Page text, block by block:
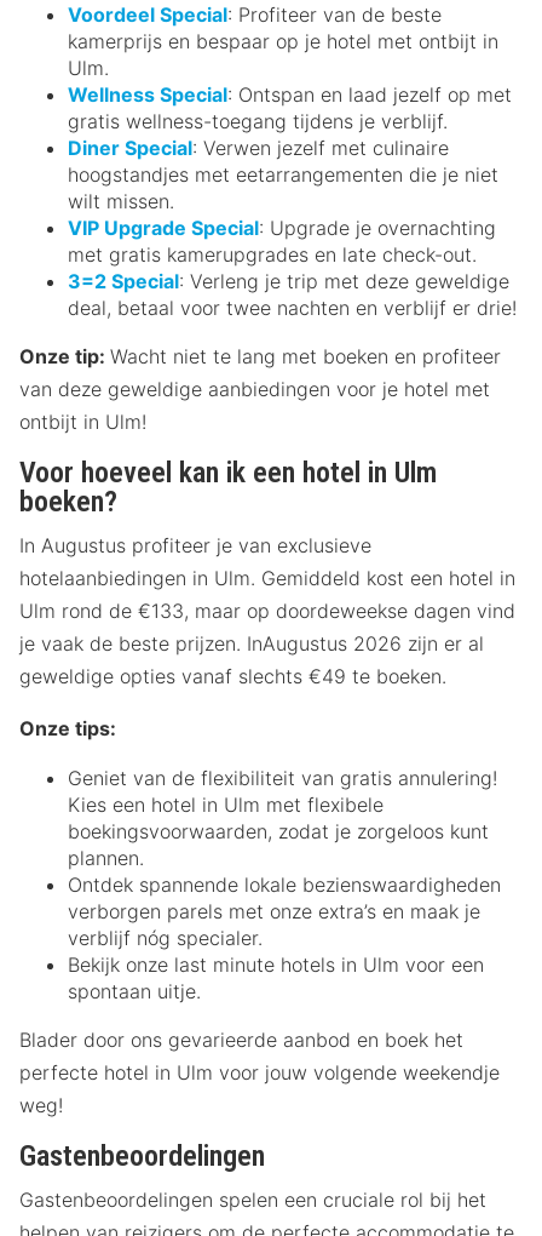
Voordeel Special: Profiteer van de beste
kamerprijs en bespaar op je hotel met ontbijt in
Ulm.
Wellness Special: Ontspan en laad jezelf op met
gratis wellness-toegang tijdens je verblijf.
Diner Special: Verwen jezelf met culinaire
hoogstandjes met eetarrangementen die je niet
wilt missen.
VIP Upgrade Special: Upgrade je overnachting
met gratis kamerupgrades en late check-out.
3=2 Special: Verleng je trip met deze geweldige
deal, betaal voor twee nachten en verblijf er drie!
Onze tip: Wacht niet te lang met boeken en profiteer
van deze geweldige aanbiedingen voor je hotel met
ontbijt in Ulm!
Voor hoeveel kan ik een hotel in Ulm
boeken?
In Augustus profiteer je van exclusieve
hotelaanbiedingen in Ulm. Gemiddeld kost een hotel in
Ulm rond de €133, maar op doordeweekse dagen vind
je vaak de beste prijzen. InAugustus 2026 zijn er al
geweldige opties vanaf slechts €49 te boeken.
Onze tips:
Geniet van de flexibiliteit van gratis annulering!
Kies een hotel in Ulm met flexibele
boekingsvoorwaarden, zodat je zorgeloos kunt
plannen.
Ontdek spannende lokale bezienswaardigheden
verborgen parels met onze extra’s en maak je
verblijf nóg specialer.
Bekijk onze last minute hotels in Ulm voor een
spontaan uitje.
Blader door ons gevarieerde aanbod en boek het
perfecte hotel in Ulm voor jouw volgende weekendje
weg!
Gastenbeoordelingen
Gastenbeoordelingen spelen een cruciale rol bij het